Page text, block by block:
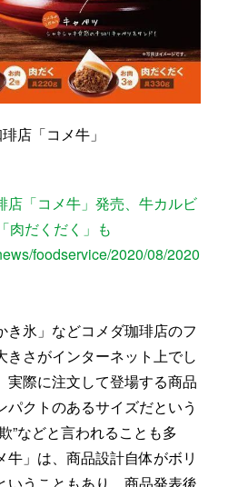
店「コメ牛」
店「コメ牛」発売、牛カルビ
肉だくだく」も
foodservice/2020/08/2020
き氷」などコメダ珈琲店のフ
きさがインターネット上でし
実際に注文して登場する商品
クトのあるサイズだという
”などと言われることも多
」は、商品設計自体がボリ
いうこともあり、商品発表後